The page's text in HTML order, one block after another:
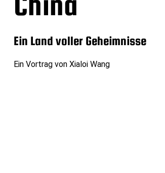
Ein Land voller Geheimnisse
Ein Vortrag von Xialoi Wang